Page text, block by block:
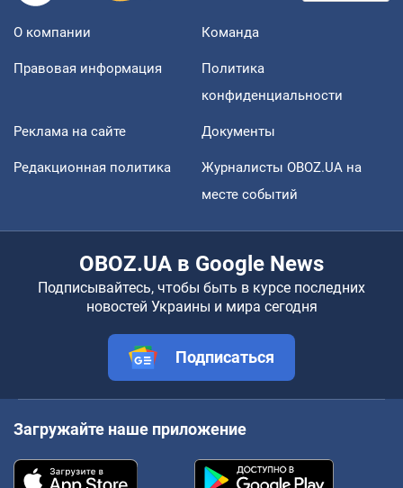
О компании Команда
Правовая информация
Политика
конфиденциальности
Реклама на сайте Документы
Редакционная политика
Журналисты OBOZ.UA на
месте событий
OBOZ.UA в Google News
Подписывайтесь, чтобы быть в курсе последних
новостей Украины и мира сегодня
Подписаться
Загружайте наше приложение